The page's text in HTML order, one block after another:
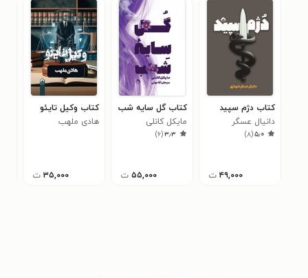
کتاب دژم سپید
دانیال عسگر
شهبازی
۵٫۰(۸)
۴۹,۰۰۰ ت
کتاب گل سایه شب
مایکل کانلی
۳٫۳(۶)
۵۵,۰۰۰ ت
کتاب وکیل تایئو
هادی ملهب
۳۵,۰۰۰ ت